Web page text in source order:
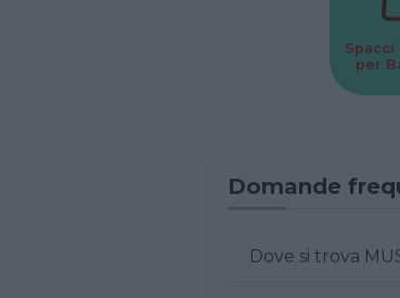
Spacci
per
Domande